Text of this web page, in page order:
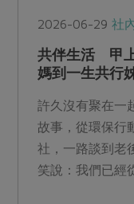
2026-06-29社
共伴生活 甲
媽到一生共行
許久沒有聚在一
故事，從環保行
社，一路談到老
笑說：我們已經